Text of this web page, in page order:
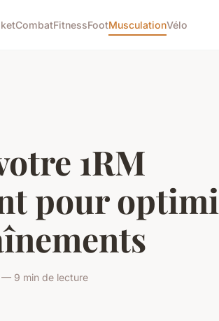
CombatFitnessFootMusculationVélo
1RM
pour
9 min de lecture